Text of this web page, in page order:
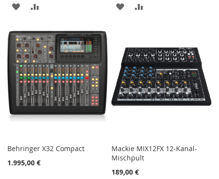
MERKEN
HINZUFÜGEN
MERKEN
Behringer X32 Compact
1.995,00 €
Mackie MIX12FX 12-Kanal-
Mischpult
189,00 €